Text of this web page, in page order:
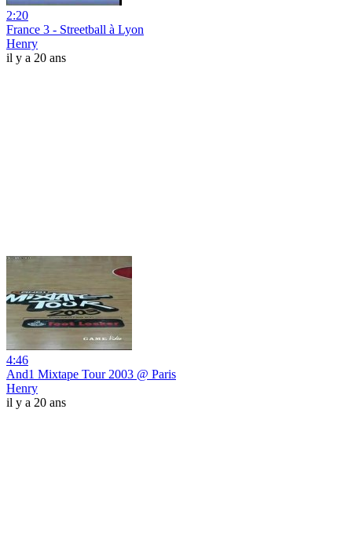
2:20
France 3 - Streetball à Lyon
Henry
il y a 20 ans
4:46
And1 Mixtape Tour 2003 @ Paris
Henry
il y a 20 ans